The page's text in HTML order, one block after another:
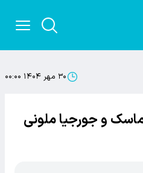
۳۰ مهر ۱۴۰۴ ۰۰:۰۰
و جورجیا ملونی